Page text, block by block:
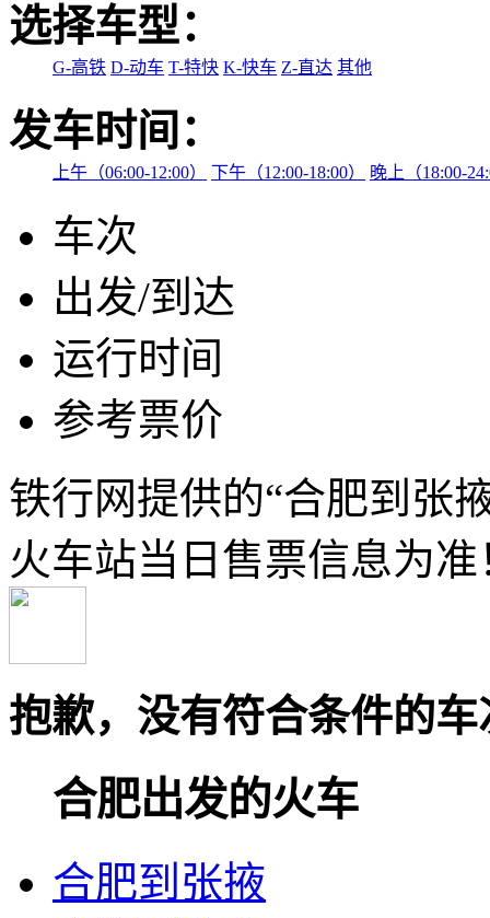
选择车型：
G-高铁 D-动车 T-特快 K-快车 Z-直达 其他
发车时间：
上午（06:00-12:00） 下午（12:00-18:00） 晚上（18:00-
车次
出发/到达
运行时间
参考票价
铁行网提供的“合肥到张
火车站当日售票信息为准
抱歉，没有符合条件的
合肥出发的火车
合肥到张掖